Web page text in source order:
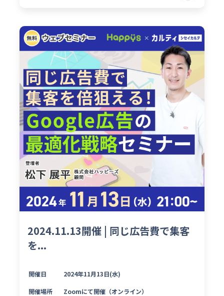
2024.11.13開催 | 同じ広告費で集客
を...
開催日 2024年11月13日(水)
開催場所 Zoomにて開催（オンライン）